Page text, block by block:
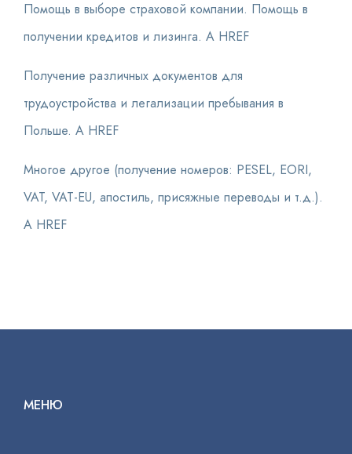
Помощь в выборе страховой компании. Помощь в
получении кредитов и лизинга. A HREF
Получение различных документов для
трудоустройства и легализации пребывания в
Польше. A HREF
Многое другое (получение номеров: PESEL, EORI,
VAT, VAT-EU, апостиль, присяжные переводы и т.д.).
A HREF
МЕНЮ